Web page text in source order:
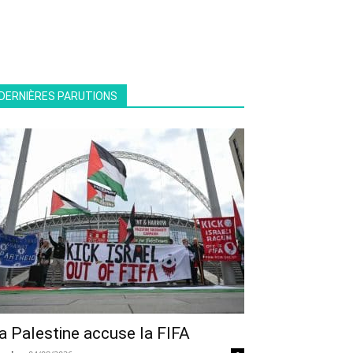
PARUTIONS
Palestine accuse la FIFA